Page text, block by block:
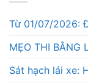
Từ 01/07/2026:
MẸO THI BẰNG
Sát hạch lái xe: